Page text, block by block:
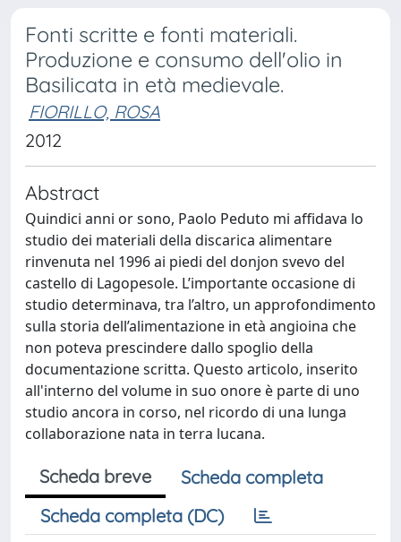
Fonti scritte e fonti materiali.
Produzione e consumo dell'olio in
Basilicata in età medievale.
FIORILLO, ROSA
2012
Abstract
Quindici anni or sono, Paolo Peduto mi affidava lo
studio dei materiali della discarica alimentare
rinvenuta nel 1996 ai piedi del donjon svevo del
castello di Lagopesole. L’importante occasione di
studio determinava, tra l’altro, un approfondimento
sulla storia dell’alimentazione in età angioina che
non poteva prescindere dallo spoglio della
documentazione scritta. Questo articolo, inserito
all'interno del volume in suo onore è parte di uno
studio ancora in corso, nel ricordo di una lunga
collaborazione nata in terra lucana.
Scheda breve
Scheda completa
Scheda completa (DC)